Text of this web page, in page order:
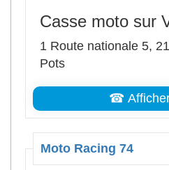
Casse moto sur
1 Route nationale 5,
Pots
☎
Moto Racing 74